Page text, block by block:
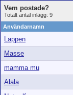
Vem postade?
Totalt antal inlägg: 9
Användarnamn
Lappen
Masse
mamma mu
Alala